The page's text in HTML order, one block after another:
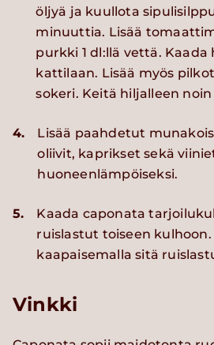
öljyä ja kuullota
minuuttia. Lisää
purkki 1 dl:llä vettä.
kattilaan. Lisää myös
sokeri. Keitä hiljalleen
4.
Lisää paahdetut
oliivit, kaprikset sekä
huoneenlämpöiseksi.
5.
Kaada caponata
ruislastut toiseen
kaapaisemalla sitä
Vinkki